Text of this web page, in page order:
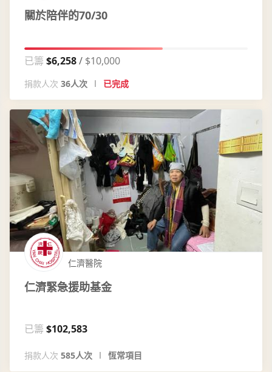
關於陪伴的70/30
已籌 $6,258 $10,000
捐款人次 36人次 已完成
仁濟醫院
仁濟緊急援助基金
已籌 $102,583
捐款人次 585人次 恆常項目